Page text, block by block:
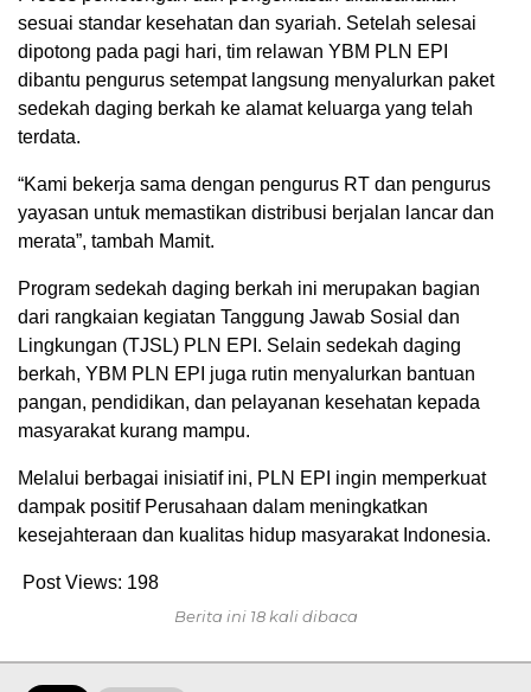
sesuai standar kesehatan dan syariah. Setelah selesai
dipotong pada pagi hari, tim relawan YBM PLN EPI
dibantu pengurus setempat langsung menyalurkan paket
sedekah daging berkah ke alamat keluarga yang telah
terdata.
“Kami bekerja sama dengan pengurus RT dan pengurus
yayasan untuk memastikan distribusi berjalan lancar dan
merata”, tambah Mamit.
Program sedekah daging berkah ini merupakan bagian
dari rangkaian kegiatan Tanggung Jawab Sosial dan
Lingkungan (TJSL) PLN EPI. Selain sedekah daging
berkah, YBM PLN EPI juga rutin menyalurkan bantuan
pangan, pendidikan, dan pelayanan kesehatan kepada
masyarakat kurang mampu.
Melalui berbagai inisiatif ini, PLN EPI ingin memperkuat
dampak positif Perusahaan dalam meningkatkan
kesejahteraan dan kualitas hidup masyarakat Indonesia.
Post Views: 198
Berita ini 18 kali dibaca